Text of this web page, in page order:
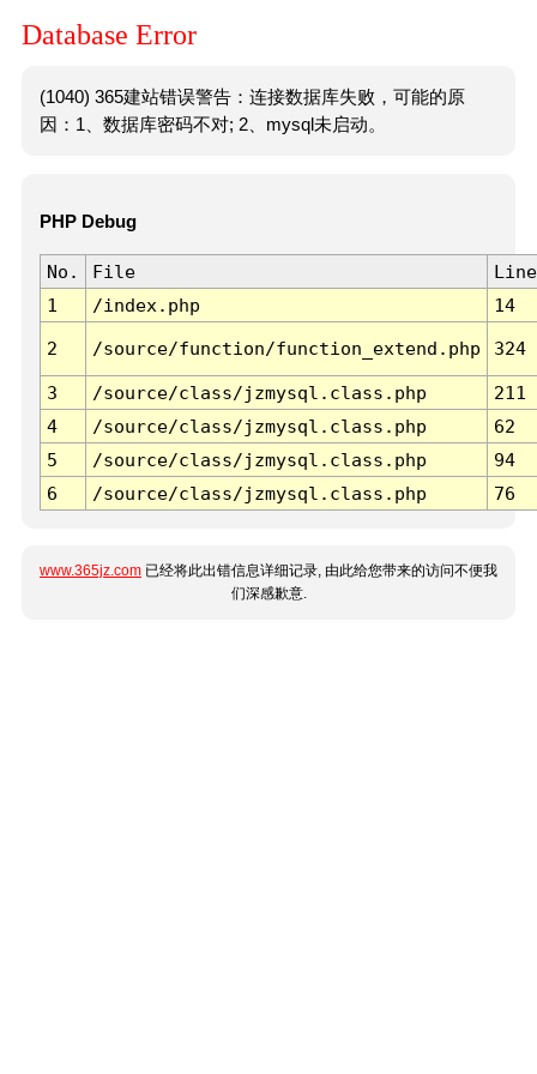
Database Error
(1040) 365建站错误警告：连接数据库失败，可能的原
因：1、数据库密码不对; 2、mysql未启动。
PHP Debug
No. File
Line
1
/index.php 14
2 /source/function/function_extend.php 324
3 /source/class/jzmysql.class.php
211
4
/source/class/jzmysql.class.php
62
5
/source/class/jzmysql.class.php
94
6
/source/class/jzmysql.class.php 76
www.365jz.com 已经将此出错信息详细记录, 由此给您带来的访问不便我
们深感歉意.